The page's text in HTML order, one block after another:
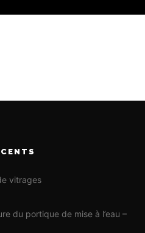
vitrages
du portique de mise à l’eau –